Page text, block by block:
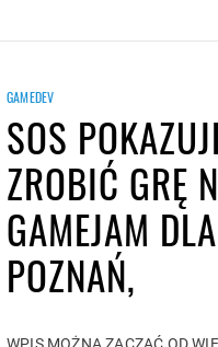
GAMEDEV
SOS
ZROBIĆ GRĘ
GAMEJAM
POZNAŃ,